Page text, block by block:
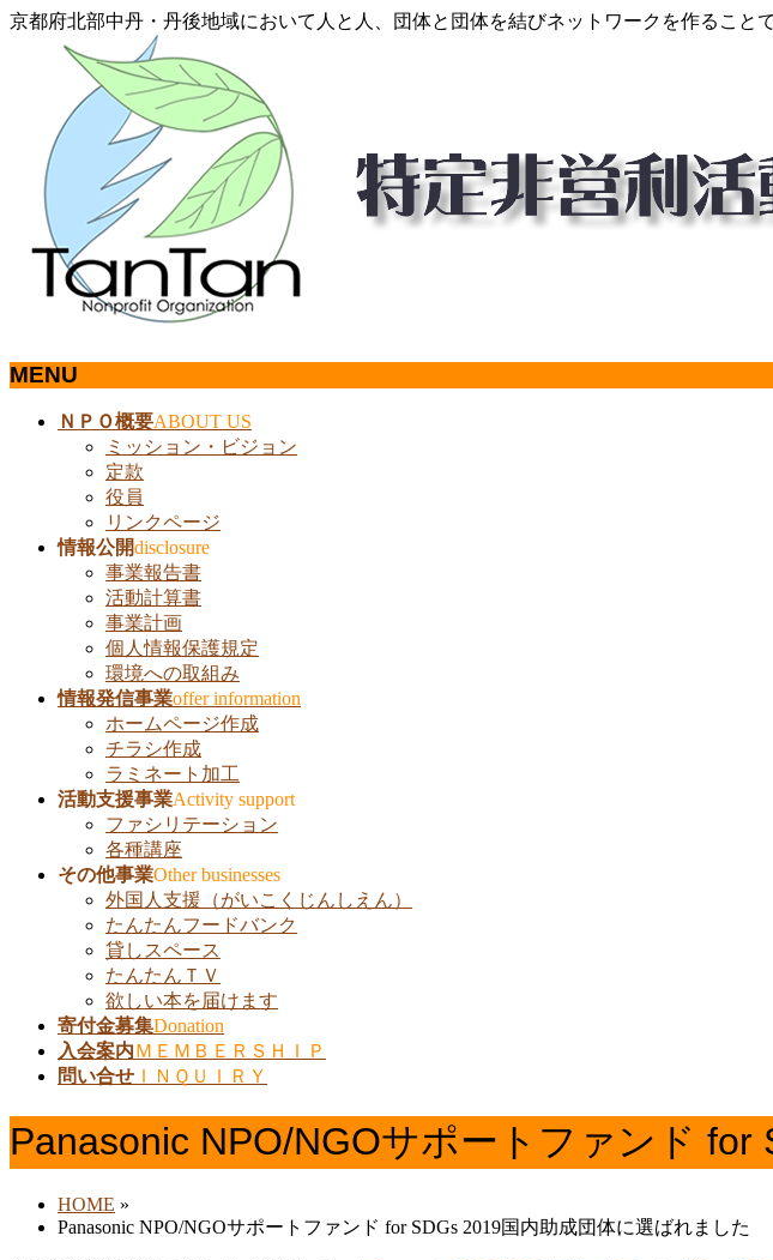
京都府北部中丹・丹後地域において人と人、団体と団体を結びネットワークを作ること
MENU
ＮＰＯ概要ABOUT US
ミッション・ビジョン
定款
役員
リンクページ
情報公開disclosure
事業報告書
活動計算書
事業計画
個人情報保護規定
環境への取組み
情報発信事業offer information
ホームページ作成
チラシ作成
ラミネート加工
活動支援事業Activity support
ファシリテーション
各種講座
その他事業Other businesses
外国人支援（がいこくじんしえん）
たんたんフードバンク
貸しスペース
たんたんＴＶ
欲しい本を届けます
寄付金募集Donation
入会案内ＭＥＭＢＥＲＳＨＩＰ
問い合せ ＩＮＱＵＩＲＹ
Panasonic NPO/NGOサポートファンド
HOME »
Panasonic NPO/NGOサポートファンド for SDGs 2019国内助成団体に選ばれました